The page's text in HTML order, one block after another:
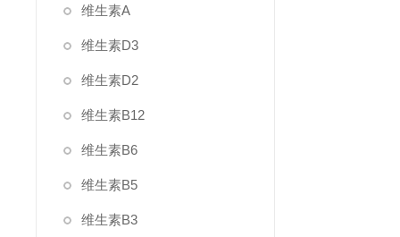
维生素A
维生素D3
维生素D2
维生素B12
维生素B6
维生素B5
维生素B3